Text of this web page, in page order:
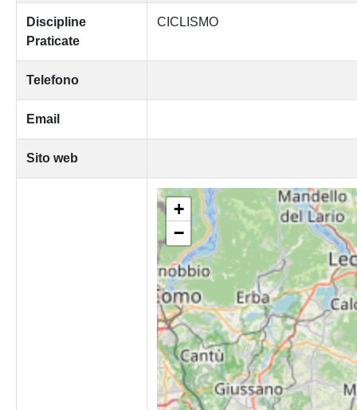
Discipline
Praticate
CICLISMO
Telefono
Email
Sito web
+
−